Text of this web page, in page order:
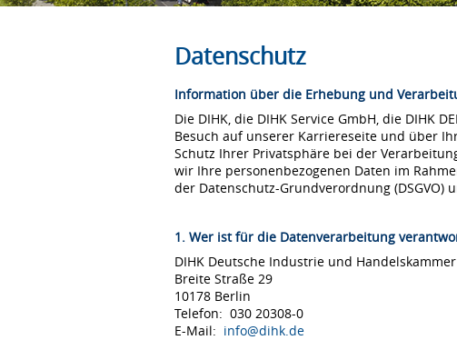
Datenschutz
Information über die Erhebung und
Die DIHK, die DIHK Service GmbH, die DIHK
Besuch auf unserer Karriereseite und über
Schutz Ihrer Privatsphäre bei der
wir Ihre personenbezogenen Daten im
der Datenschutz-Grundverordnung (DSGVO)
1. Wer ist für die Datenverarbeitung
DIHK Deutsche Industrie und Handelskammer
Breite Straße 29
10178 Berlin
Telefon: 030 20308-0
E-Mail: info@dihk.de